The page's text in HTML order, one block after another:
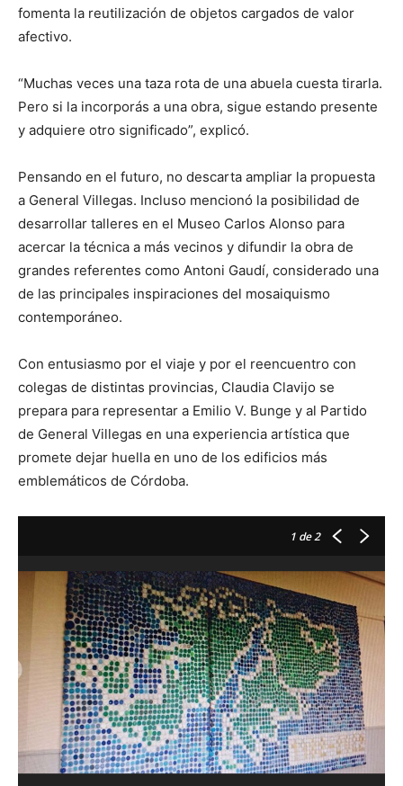
fomenta la reutilización de objetos cargados de valor
afectivo.
“Muchas veces una taza rota de una abuela cuesta tirarla.
Pero si la incorporás a una obra, sigue estando presente
y adquiere otro significado”, explicó.
Pensando en el futuro, no descarta ampliar la propuesta
a General Villegas. Incluso mencionó la posibilidad de
desarrollar talleres en el Museo Carlos Alonso para
acercar la técnica a más vecinos y difundir la obra de
grandes referentes como Antoni Gaudí, considerado una
de las principales inspiraciones del mosaiquismo
contemporáneo.
Con entusiasmo por el viaje y por el reencuentro con
colegas de distintas provincias, Claudia Clavijo se
prepara para representar a Emilio V. Bunge y al Partido
de General Villegas en una experiencia artística que
promete dejar huella en uno de los edificios más
emblemáticos de Córdoba.
1 de 2